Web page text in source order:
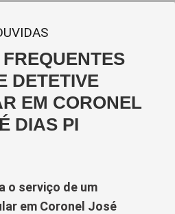
DETETIVE
EM CORONEL
DIAS PI
o serviço de um
em Coronel José